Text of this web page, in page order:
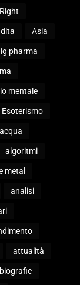
Asia
pharma
mentale
Esoterismo
acqua
algoritmi
metal
analisi
attualità
biografie